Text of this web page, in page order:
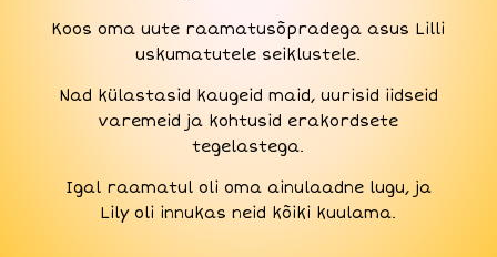
Koos oma uute raamatusõpradega asus Lilli
uskumatutele seiklustele.
Nad külastasid kaugeid maid, uurisid iidseid
varemeid ja kohtusid erakordsete
tegelastega.
Igal raamatul oli oma ainulaadne lugu, ja
Lily oli innukas neid kõiki kuulama.